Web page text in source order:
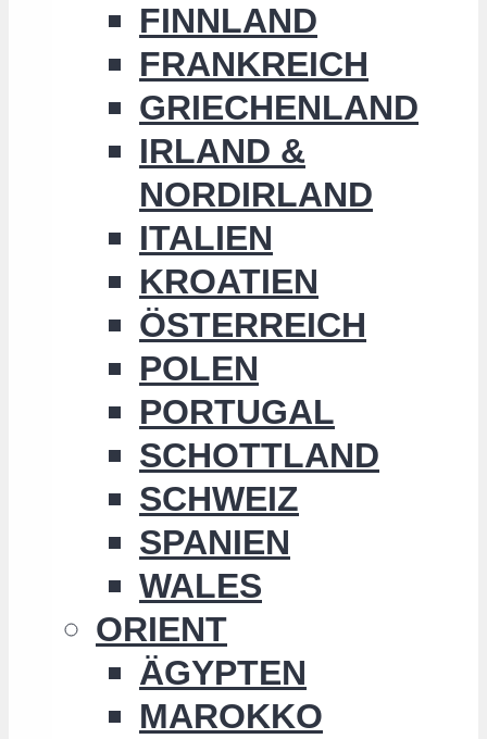
FINNLAND
FRANKREICH
GRIECHENLAND
IRLAND &
NORDIRLAND
ITALIEN
KROATIEN
ÖSTERREICH
POLEN
PORTUGAL
SCHOTTLAND
SCHWEIZ
SPANIEN
WALES
ORIENT
ÄGYPTEN
MAROKKO